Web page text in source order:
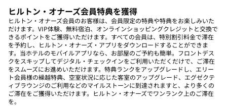
ヒルトン・オナーズ会員特典を獲得
ヒルトン・オナーズ会員のお客様は、会員限定の特典や特典をお楽しみいた
だけます。VIP体験、無料宿泊、オンラインショッピングクレジットと交換で
きるポイントをご獲得いただけます。すべての会員は、特別割引料金で滞在
を予約し、ヒルトン・オナーズ・アプリをダウンロードすることができま
す。当ホテルのモバイルアプリなら、お部屋のご予約も簡単。フロントデス
クをスキップしてデジタル・チェックインをご利用いただくだけで、ご滞在
をスムーズにお進めいただけます。特典ランクをアップグレードし、エリー
ト会員様の繰越特典、空室状況に応じた客室のアップグレード、エグゼクテ
ィブラウンジのご利用などのマイルストーンに到達されますと、より多くの
ご滞在をご獲得いただけます。ヒルトン・オナーズでワンランク上のご滞在
を。